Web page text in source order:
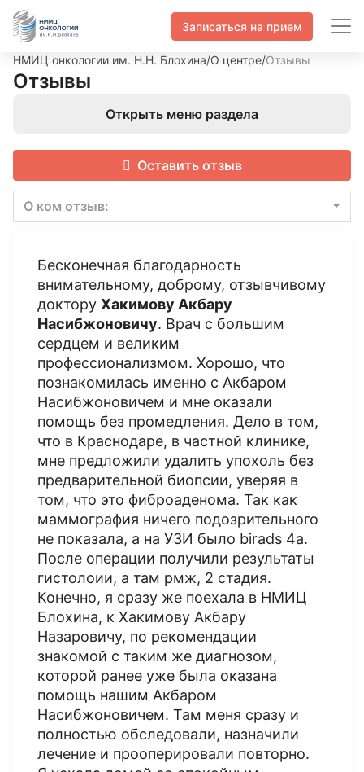
Записаться на прием
НМИЦ онкологии им. Н.Н. Блохина/О центре/Отзывы
Отзывы
Открыть меню раздела
Оставить отзыв
О ком отзыв:
Бесконечная благодарность
внимательному, доброму, отзывчивому
доктору Хакимову Акбару
Насибжоновичу. Врач с большим
сердцем и великим
профессионализмом. Хорошо, что
познакомилась именно с Акбаром
Насибжоновичем и мне оказали
помощь без промедления. Дело в том,
что в Краснодаре, в частной клинике,
мне предложили удалить упохоль без
предварительной биопсии, уверяя в
том, что это фиброаденома. Так как
маммография ничего подозрительного
не показала, а на УЗИ было birads 4a.
После операции получили результаты
гистолоии, а там рмж, 2 стадия.
Конечно, я сразу же поехала в НМИЦ
Блохина, к Хакимову Акбару
Назаровичу, по рекомендации
знакомой с таким же диагнозом,
которой ранее уже была оказана
помощь нашим Акбаром
Насибжоновичем. Там меня сразу и
полностью обследовали, назначили
лечение и прооперировали повторно.